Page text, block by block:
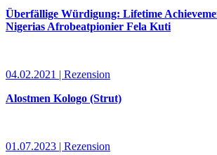
Überfällige Würdigung: Lifetime
Nigerias Afrobeatpionier Fela Kuti
04.02.2021 | Rezension
Alostmen Kologo (Strut)
01.07.2023 | Rezension